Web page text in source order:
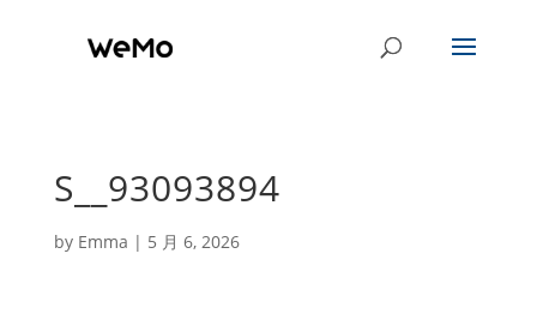
S__93093894
by Emma | 5 月 6, 2026